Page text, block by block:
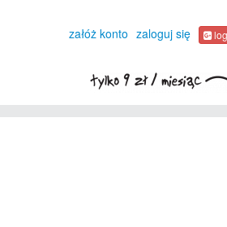
załóż konto zaloguj się